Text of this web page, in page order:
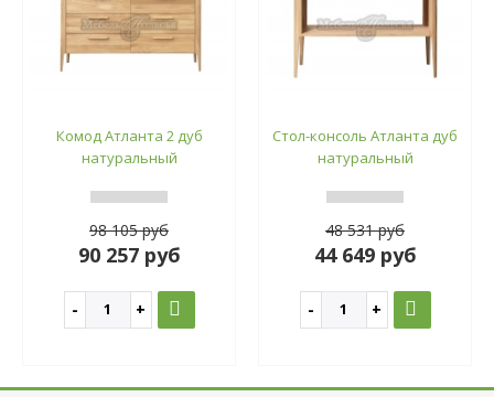
Комод Атланта 2 дуб
натуральный
98 105 руб
90 257 руб
Стол-консоль Атланта дуб
натуральный
48 531 руб
44 649 руб